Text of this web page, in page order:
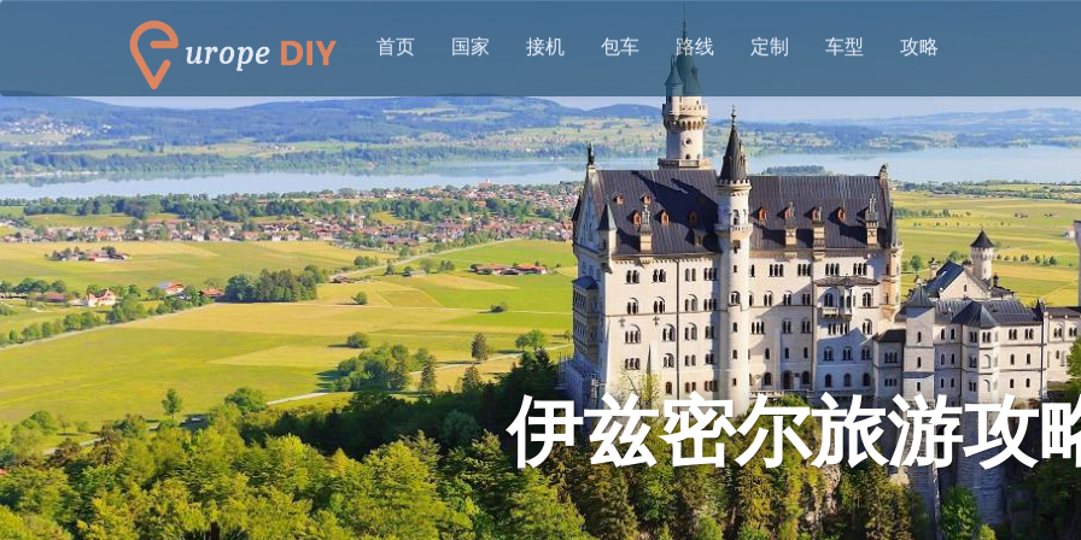
首页 国家 接机 包车 路线 定制 车型 攻略
伊兹密尔旅游攻